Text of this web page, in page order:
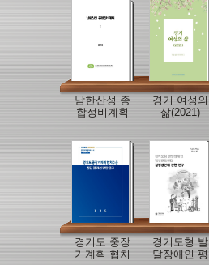
성화 방안 연
구
공항 문제 어
떻게 해결할
것인가)
남한산성 종
합정비계획
경기 여성의
삶(2021)
경기도 중장
기계획 협치
경기도형 발
달장애인 평